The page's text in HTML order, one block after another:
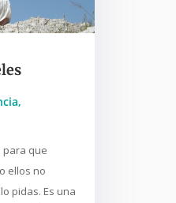
,
para que
ellos no
pidas. Es una